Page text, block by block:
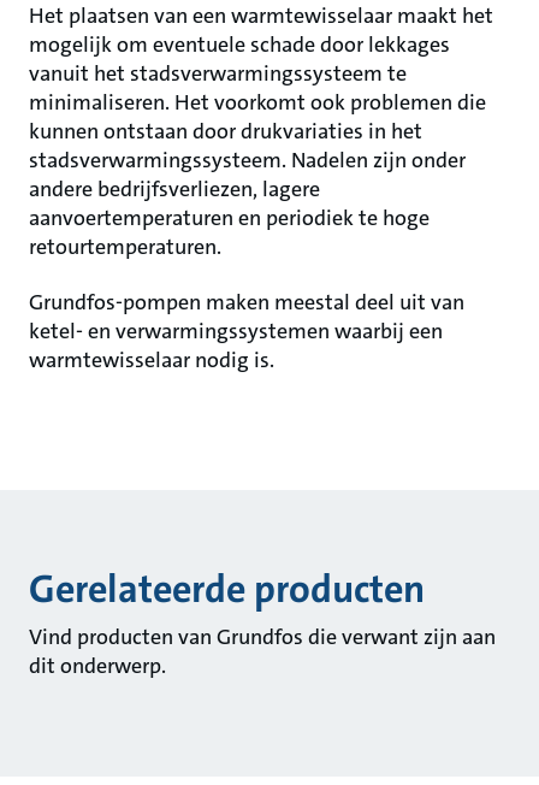
Het plaatsen van een warmtewisselaar maakt het
mogelijk om eventuele schade door lekkages
vanuit het stadsverwarmingssysteem te
minimaliseren. Het voorkomt ook problemen die
kunnen ontstaan door drukvariaties in het
stadsverwarmingssysteem. Nadelen zijn onder
andere bedrijfsverliezen, lagere
aanvoertemperaturen en periodiek te hoge
retourtemperaturen.
Grundfos-pompen maken meestal deel uit van
ketel- en verwarmingssystemen waarbij een
warmtewisselaar nodig is.
Gerelateerde producten
Vind producten van Grundfos die verwant zijn aan
dit onderwerp.